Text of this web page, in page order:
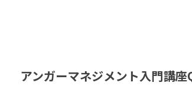
アンガーマネジメント入門講座